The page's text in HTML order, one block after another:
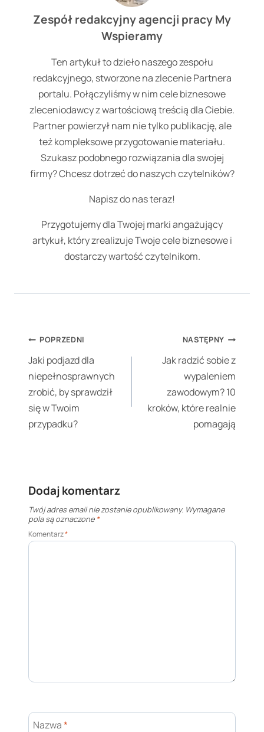
Zespół redakcyjny agencji pracy My
Wspieramy
Ten artykuł to dzieło naszego zespołu
redakcyjnego, stworzone na zlecenie Partnera
portalu. Połączyliśmy w nim cele biznesowe
zleceniodawcy z wartościową treścią dla Ciebie.
Partner powierzył nam nie tylko publikację, ale
też kompleksowe przygotowanie materiału.
Szukasz podobnego rozwiązania dla swojej
firmy? Chcesz dotrzeć do naszych czytelników?
Napisz do nas teraz!
Przygotujemy dla Twojej marki angażujący
artykuł, który zrealizuje Twoje cele biznesowe i
dostarczy wartość czytelnikom.
Nawigacja
wpisu
POPRZEDNI
Jaki podjazd dla
niepełnosprawnych
zrobić, by sprawdził
się w Twoim
przypadku?
NASTĘPNY
Jak radzić sobie z
wypaleniem
zawodowym? 10
kroków, które realnie
pomagają
Dodaj komentarz
Twój adres email nie zostanie opublikowany. Wymagane
pola są oznaczone *
Komentarz*
Nazwa*